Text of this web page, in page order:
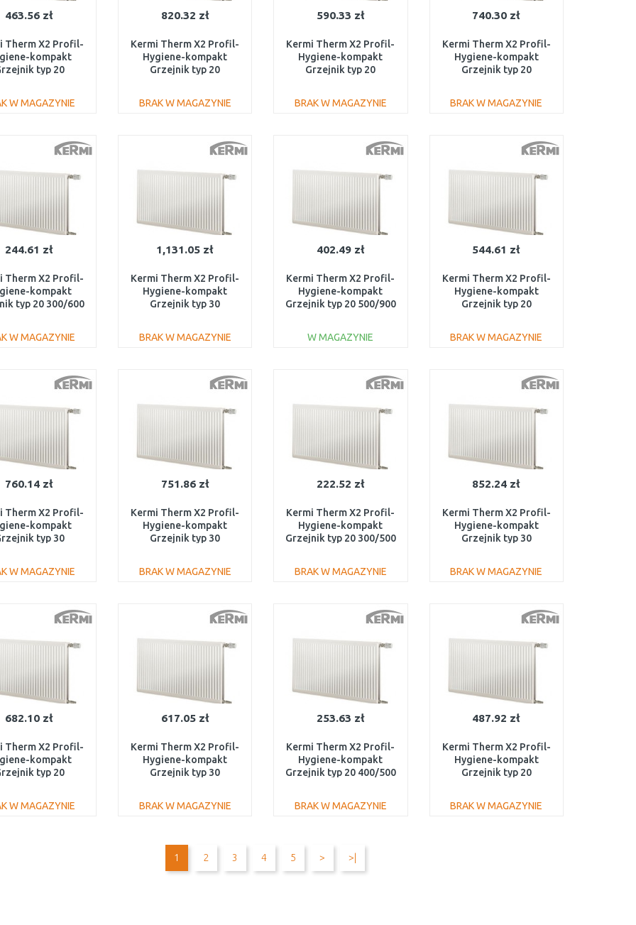
463.56 zł
Therm X2 Profil-
kompakt
typ 20
W MAGAZYNIE
Do porównania
820.32 zł
Kermi Therm X2 Profil-
Hygiene-kompakt
Grzejnik typ 20
BRAK W MAGAZYNIE
Do porównania
590.33 zł
Kermi Therm X2 Profil-
Hygiene-kompakt
Grzejnik typ 20
BRAK W MAGAZYNIE
Do porównania
740.30 zł
Kermi Therm X2 Profil-
Hygiene-kompakt
Grzejnik typ 20
BRAK W MAGAZYNIE
Do porównania
244.61 zł
Therm X2 Profil-
kompakt
typ 20 300/600
W MAGAZYNIE
Do porównania
1,131.05 zł
Kermi Therm X2 Profil-
Hygiene-kompakt
Grzejnik typ 30
BRAK W MAGAZYNIE
Do porównania
402.49 zł
Kermi Therm X2 Profil-
Hygiene-kompakt
Grzejnik typ 20 500/900
W MAGAZYNIE
Do porównania
544.61 zł
Kermi Therm X2 Profil-
Hygiene-kompakt
Grzejnik typ 20
BRAK W MAGAZYNIE
Do porównania
760.14 zł
Therm X2 Profil-
kompakt
typ 30
W MAGAZYNIE
Do porównania
751.86 zł
Kermi Therm X2 Profil-
Hygiene-kompakt
Grzejnik typ 30
BRAK W MAGAZYNIE
Do porównania
222.52 zł
Kermi Therm X2 Profil-
Hygiene-kompakt
Grzejnik typ 20 300/500
BRAK W MAGAZYNIE
Do porównania
852.24 zł
Kermi Therm X2 Profil-
Hygiene-kompakt
Grzejnik typ 30
BRAK W MAGAZYNIE
Do porównania
682.10 zł
Therm X2 Profil-
kompakt
typ 20
W MAGAZYNIE
617.05 zł
Kermi Therm X2 Profil-
Hygiene-kompakt
Grzejnik typ 30
BRAK W MAGAZYNIE
Do porównania
253.63 zł
Kermi Therm X2 Profil-
Hygiene-kompakt
Grzejnik typ 20 400/500
BRAK W MAGAZYNIE
Do porównania
487.92 zł
Kermi Therm X2 Profil-
Hygiene-kompakt
Grzejnik typ 20
BRAK W MAGAZYNIE
1 2 3 4 5 > >|